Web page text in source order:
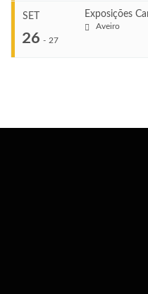
Set 12, 2026
VENUE
Set 19, 2026
SET
26 - 27
Exposições
Aveiro